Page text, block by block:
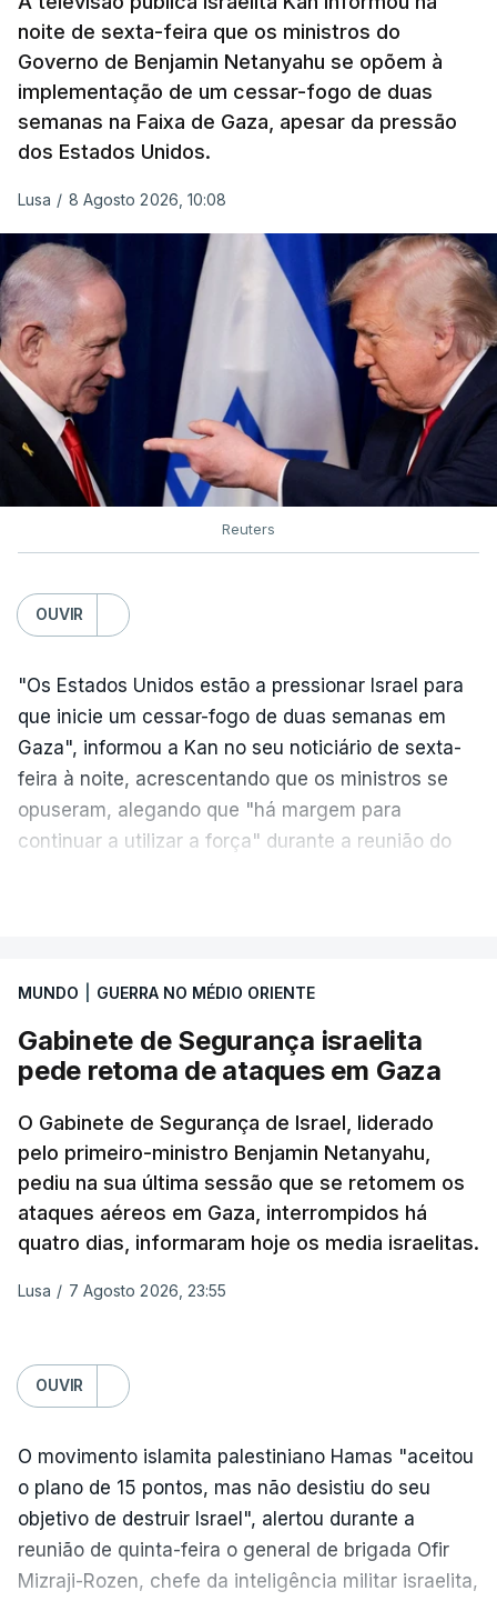
noite de sexta-feira que os ministros do
Governo de Benjamin Netanyahu se opõem à
implementação de um cessar-fogo de duas
semanas na Faixa de Gaza, apesar da pressão
dos Estados Unidos.
Lusa / 8 Agosto 2026, 10:08
Reuters
OUVIR
"Os Estados Unidos estão a pressionar Israel para
que inicie um cessar-fogo de duas semanas em
Gaza", informou a Kan no seu noticiário de sexta-
feira à noite, acrescentando que os ministros se
opuseram, alegando que "há margem para
continuar a utilizar a força" durante a reunião do
aplicação do plano de desarmamento do Hamas.
Além disso, o correspondente do canal de
televisão israelita i24News, que também teve
sexta-feira que, após a reunião, ficou por decidir a
autorização formal de Israel para a entrada em
Gaza da Força Internacional de Estabilização, um
contingente multinacional proposto no âmbito do
Conselho da Paz promovido por Trump.
Segurança do país, que o órgão presidido por
Netanyahu exigiu durante a sessão de quinta-feira
interrompidos desde segunda-feira.
"O Hamas aceitou o plano de 15 pontos, mas não
renunciou ao seu objetivo de destruir Israel",
advertiu durante a reunião o brigadeiro-general Ofir
MUNDO GUERRA NO MÉDIO ORIENTE
Gabinete de Segurança israelita
pede retoma de ataques em Gaza
O Gabinete de Segurança de Israel, liderado
pelo primeiro-ministro Benjamin Netanyahu,
pediu na sua última sessão que se retomem os
ataques aéreos em Gaza, interrompidos há
quatro dias, informaram hoje os media israelitas.
Lusa / 7 Agosto 2026, 23:55
OUVIR
O movimento islamita palestiniano Hamas "aceitou
o plano de 15 pontos, mas não desistiu do seu
objetivo de destruir Israel", alertou durante a
reunião de quinta-feira o general de brigada Ofir
Mizraji-Rozen, chefe da inteligência militar israelita,